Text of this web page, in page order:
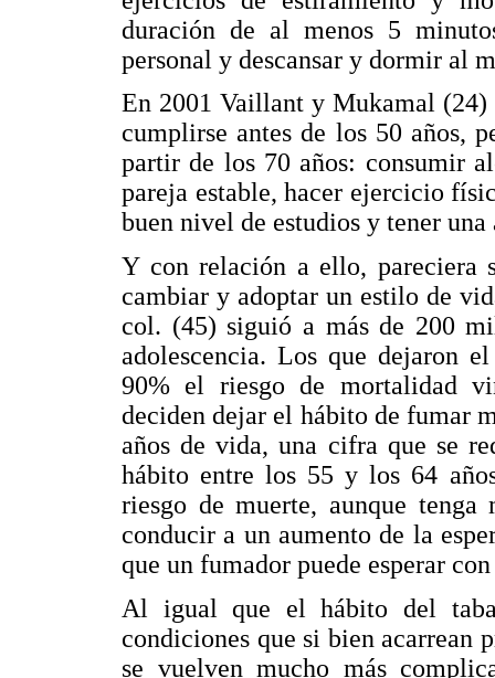
duración de al menos 5
personal y descansar y dormir al
En 2001 Vaillant y Mukamal (24)
cumplirse antes de los 50 años,
partir de los 70 años: consumir
pareja estable, hacer ejercicio
buen nivel de estudios y tener
Y con relación a ello, pareciera
cambiar y adoptar un estilo de
col. (45) siguió a más de 200
adolescencia. Los que dejaron
90% el riesgo de mortalidad
deciden dejar el hábito de fumar
años de vida, una cifra que se
hábito entre los 55 y los 64
riesgo de muerte, aunque
conducir a un aumento de la
que un fumador puede esperar
Al igual que el hábito del
condiciones que si bien acarrean
se vuelven mucho más